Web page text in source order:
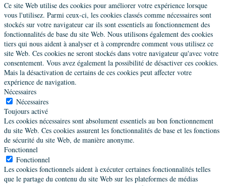
Ce site Web utilise des cookies pour améliorer votre expérience lorsque
vous l'utilisez. Parmi ceux-ci, les cookies classés comme nécessaires sont
stockés sur votre navigateur car ils sont essentiels au fonctionnement des
fonctionnalités de base du site Web. Nous utilisons également des cookies
tiers qui nous aident à analyser et à comprendre comment vous utilisez ce
site Web. Ces cookies ne seront stockés dans votre navigateur qu'avec votre
consentement. Vous avez également la possibilité de désactiver ces cookies.
Mais la désactivation de certains de ces cookies peut affecter votre
expérience de navigation.
Nécessaires
Nécessaires
Toujours activé
Les cookies nécessaires sont absolument essentiels au bon fonctionnement
du site Web. Ces cookies assurent les fonctionnalités de base et les fonctions
de sécurité du site Web, de manière anonyme.
Fonctionnel
Fonctionnel
Les cookies fonctionnels aident à exécuter certaines fonctionnalités telles
que le partage du contenu du site Web sur les plateformes de médias